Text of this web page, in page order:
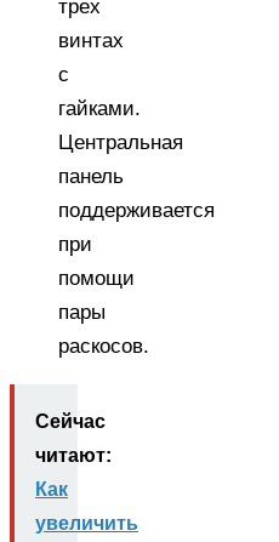
трех
винтах
с
гайками.
Центральная
панель
поддерживается
при
помощи
пары
раскосов.
Сейчас
читают:
Как
увеличить